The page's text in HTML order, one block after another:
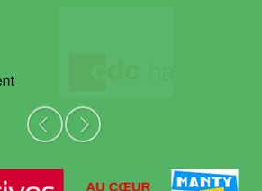
Slide précédent
Slide suivant